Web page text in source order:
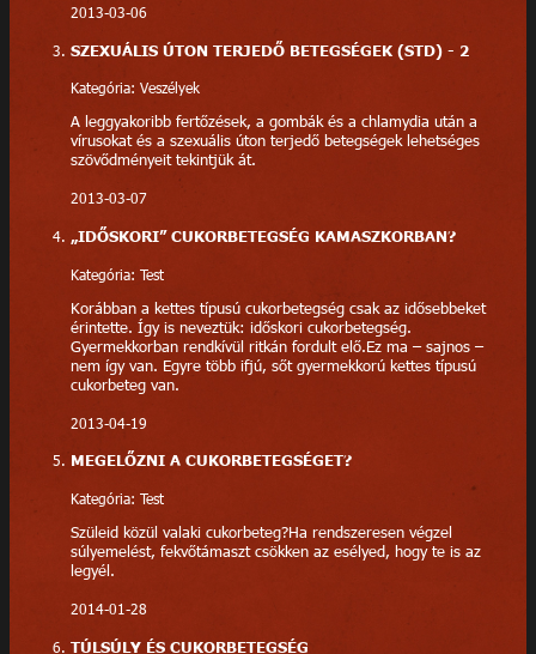
2013-03-06
SZEXUÁLIS ÚTON TERJEDŐ BETEGSÉGEK (STD) - 2
Kategória: Veszélyek
A leggyakoribb fertőzések, a gombák és a chlamydia után a
vírusokat és a szexuális úton terjedő betegségek lehetséges
szövődményeit tekintjük át.
2013-03-07
„IDŐSKORI” CUKORBETEGSÉG KAMASZKORBAN?
Kategória: Test
Korábban a kettes típusú cukorbetegség csak az idősebbeket
érintette. Így is neveztük: időskori cukorbetegség.
Gyermekkorban rendkívül ritkán fordult elő.Ez ma – sajnos –
nem így van. Egyre több ifjú, sőt gyermekkorú kettes típusú
cukorbeteg van.
2013-04-19
MEGELŐZNI A CUKORBETEGSÉGET?
Kategória: Test
Szüleid közül valaki cukorbeteg?Ha rendszeresen végzel
súlyemelést, fekvőtámaszt csökken az esélyed, hogy te is az
legyél.
2014-01-28
TÚLSÚLY ÉS CUKORBETEGSÉG